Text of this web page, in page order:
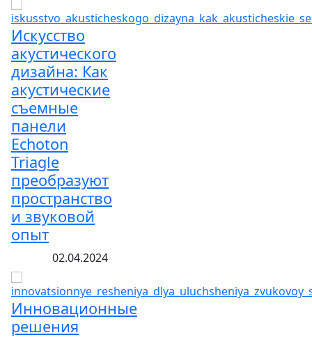
Искусство
акустического
дизайна: Как
акустические
съемные
панели
Echoton
Triagle
преобразуют
пространство
и звуковой
опыт
02.04.2024
Инновационные
решения